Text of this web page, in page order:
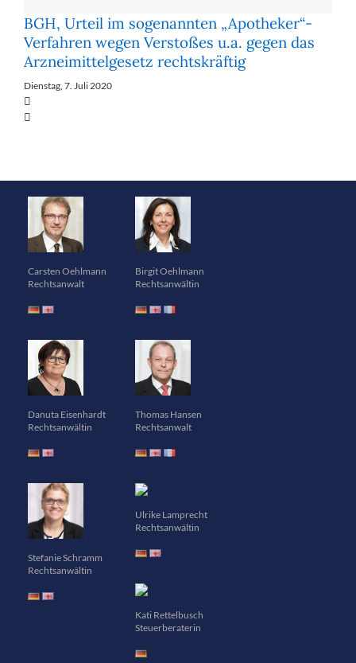
BGH, Urteil im sogenannten „Apotheker“-
Verfahren wegen Verstoßes u.a. gegen das
Arzneimittelgesetz rechtskräftig
Dienstag, 7. Juli 2020
Carsten Oehlmann
Rechtsanwalt
Birgit Oehlmann
Rechtsanwältin
Danuta Eisenhardt
Rechtsanwältin
Thomas Hansen
Rechtsanwalt
Stefanie Schramm
Rechtsanwältin
Ulrike Lamprecht
Rechtsanwältin
Kati Rettelbusch
Steuerberaterin